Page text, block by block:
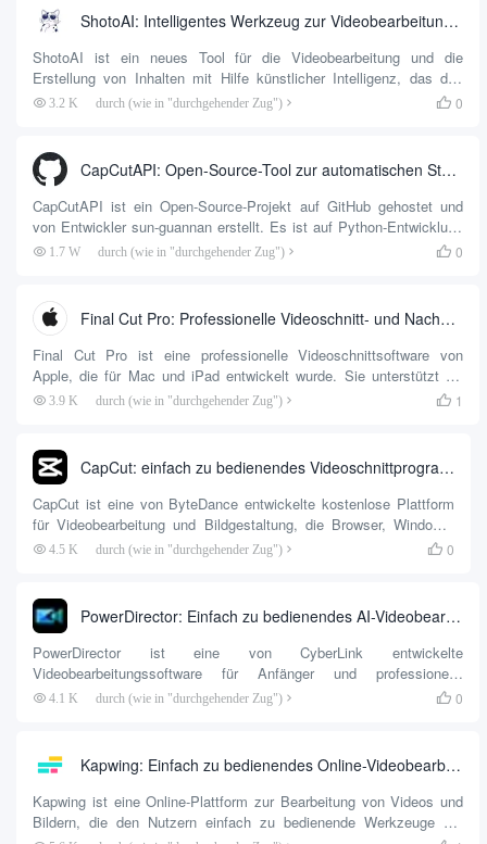
Benutzers, automatisch die Bearbeitung abzuschließen, fügen Sie
spezielle Effekte und Übergänge Animation und eine Reihe von
Post-Production-Arbeit. Das Projekt ist hauptsächlich auf die
Notwendigkeit der Stapelverarbeitung ausgerichtet...
ShotoAI: Intelligentes Werkzeug zur Videobearbeitung und Inhaltserstellung
ShotoAI ist ein neues Tool für die Videobearbeitung und die
Erstellung von Inhalten mit Hilfe künstlicher Intelligenz, das den
Nutzern helfen soll, schnell hochwertige Videoinhalte zu erstellen.
Benutzer können die Videobearbeitung, die Erstellung von
Untertiteln und die Optimierung von Inhalten mit KI ohne komplexe
Vorgänge durchführen....
3.2 K durch (wie in "durchgehender Zug")  0
CapCutAPI: Open-Source-Tool zur automatischen Steuerung von CapCut-Videoclips
CapCutAPI ist ein Open-Source-Projekt auf GitHub gehostet und
von Entwickler sun-guannan erstellt. Es ist auf Python-Entwicklung
basiert, zielt darauf ab, die Steuerung von CapCut (Schnittbild)
automatisieren, einschließlich der Schaffung von Gras...
1.7 W durch (wie in "durchgehender Zug")  0
Final Cut Pro: Professionelle Videoschnitt- und Nachbearbeitungswerkzeuge
Final Cut Pro ist eine professionelle Videoschnittsoftware von
Apple, die für Mac und iPad entwickelt wurde. Sie unterstützt 4K
HDR-Video, 360°-Videobearbeitung und Mehrkanal-Audiobearbeitung
Rendering und reibungslose...
3.9 K durch (wie in "durchgehender Zug")  1
CapCut: einfach zu bedienendes Videoschnittprogramm
CapCut ist eine von ByteDance entwickelte kostenlose Plattform
für Videobearbeitung und Bildgestaltung, die Browser, Windows,
Mac, Android und iOS unterstützt. Benutzer können ganz einfach
usw. geeignet sind.
4.5 K durch (wie in "durchgehender Zug")  0
PowerDirector: Einfach zu bedienendes AI-Videobearbeitungsprogramm
PowerDirector ist eine von CyberLink entwickelte
Videobearbeitungssoftware für Anfänger und professionelle
Anwender. Es bietet eine intuitive Benutzeroberfläche und
iOS und Android-Plattformen und ist...
4.1 K durch (wie in "durchgehender Zug")  0
Kapwing: Einfach zu bedienendes Online-Videobearbeitungsprogramm
Kapwing ist eine Online-Plattform zur Bearbeitung von Videos und
Bildern, die den Nutzern einfach zu bedienende Werkzeuge zur